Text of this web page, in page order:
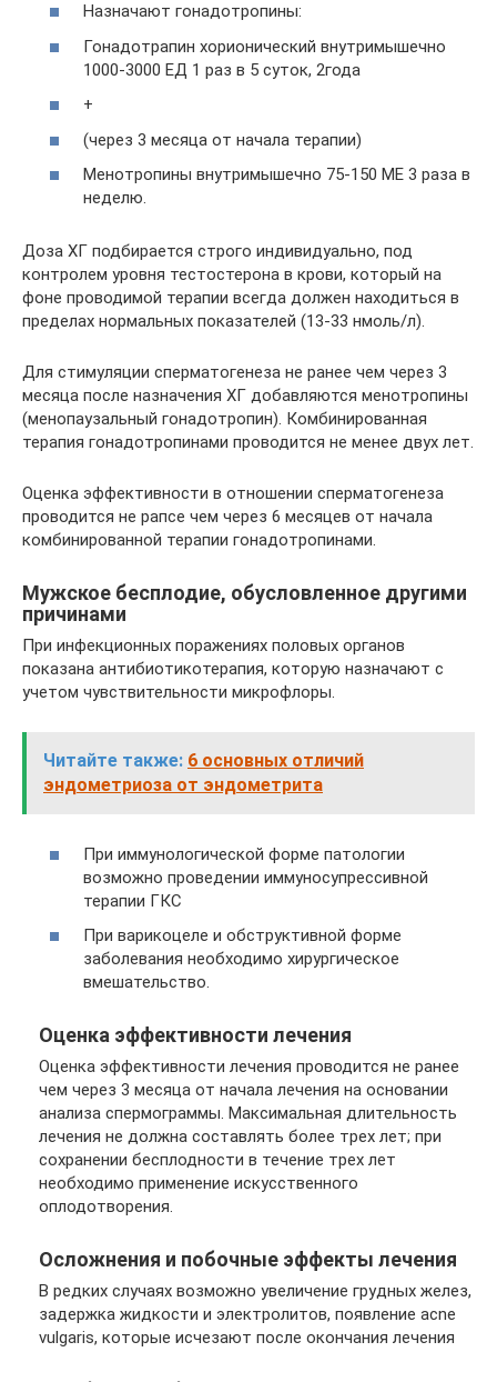
Назначают гонадотропины:
Гонадотрапин хорионический внутримышечно
1000-3000 ЕД 1 раз в 5 суток, 2года
+
(через 3 месяца от начала терапии)
Менотропины внутримышечно 75-150 ME 3 раза в
неделю.
Доза ХГ подбирается строго индивидуально, под
контролем уровня тестостерона в крови, который на
фоне проводимой терапии всегда должен находиться в
пределах нормальных показателей (13-33 нмоль/л).
Для стимуляции сперматогенеза не ранее чем через 3
месяца после назначения ХГ добавляются менотропины
(менопаузальный гонадотропин). Комбинированная
терапия гонадотропинами проводится не менее двух лет.
Оценка эффективности в отношении сперматогенеза
проводится не рапсе чем через 6 месяцев от начала
комбинированной терапии гонадотропинами.
Мужское бесплодие, обусловленное другими
причинами
При инфекционных поражениях половых органов
показана антибиотикотерапия, которую назначают с
учетом чувствительности микрофлоры.
Читайте также: 6 основных отличий
эндометриоза от эндометрита
При иммунологической форме патологии
возможно проведении иммуносупрессивной
терапии ГКС
При варикоцеле и обструктивной форме
заболевания необходимо хирургическое
вмешательство.
Оценка эффективности лечения
Оценка эффективности лечения проводится не ранее
чем через 3 месяца от начала лечения на основании
анализа спермограммы. Максимальная длительность
лечения не должна составлять более трех лет; при
сохранении бесплодности в течение трех лет
необходимо применение искусственного
оплодотворения.
Осложнения и побочные эффекты лечения
В редких случаях возможно увеличение грудных желез,
задержка жидкости и электролитов, появление acne
vulgaris, которые исчезают после окончания лечения